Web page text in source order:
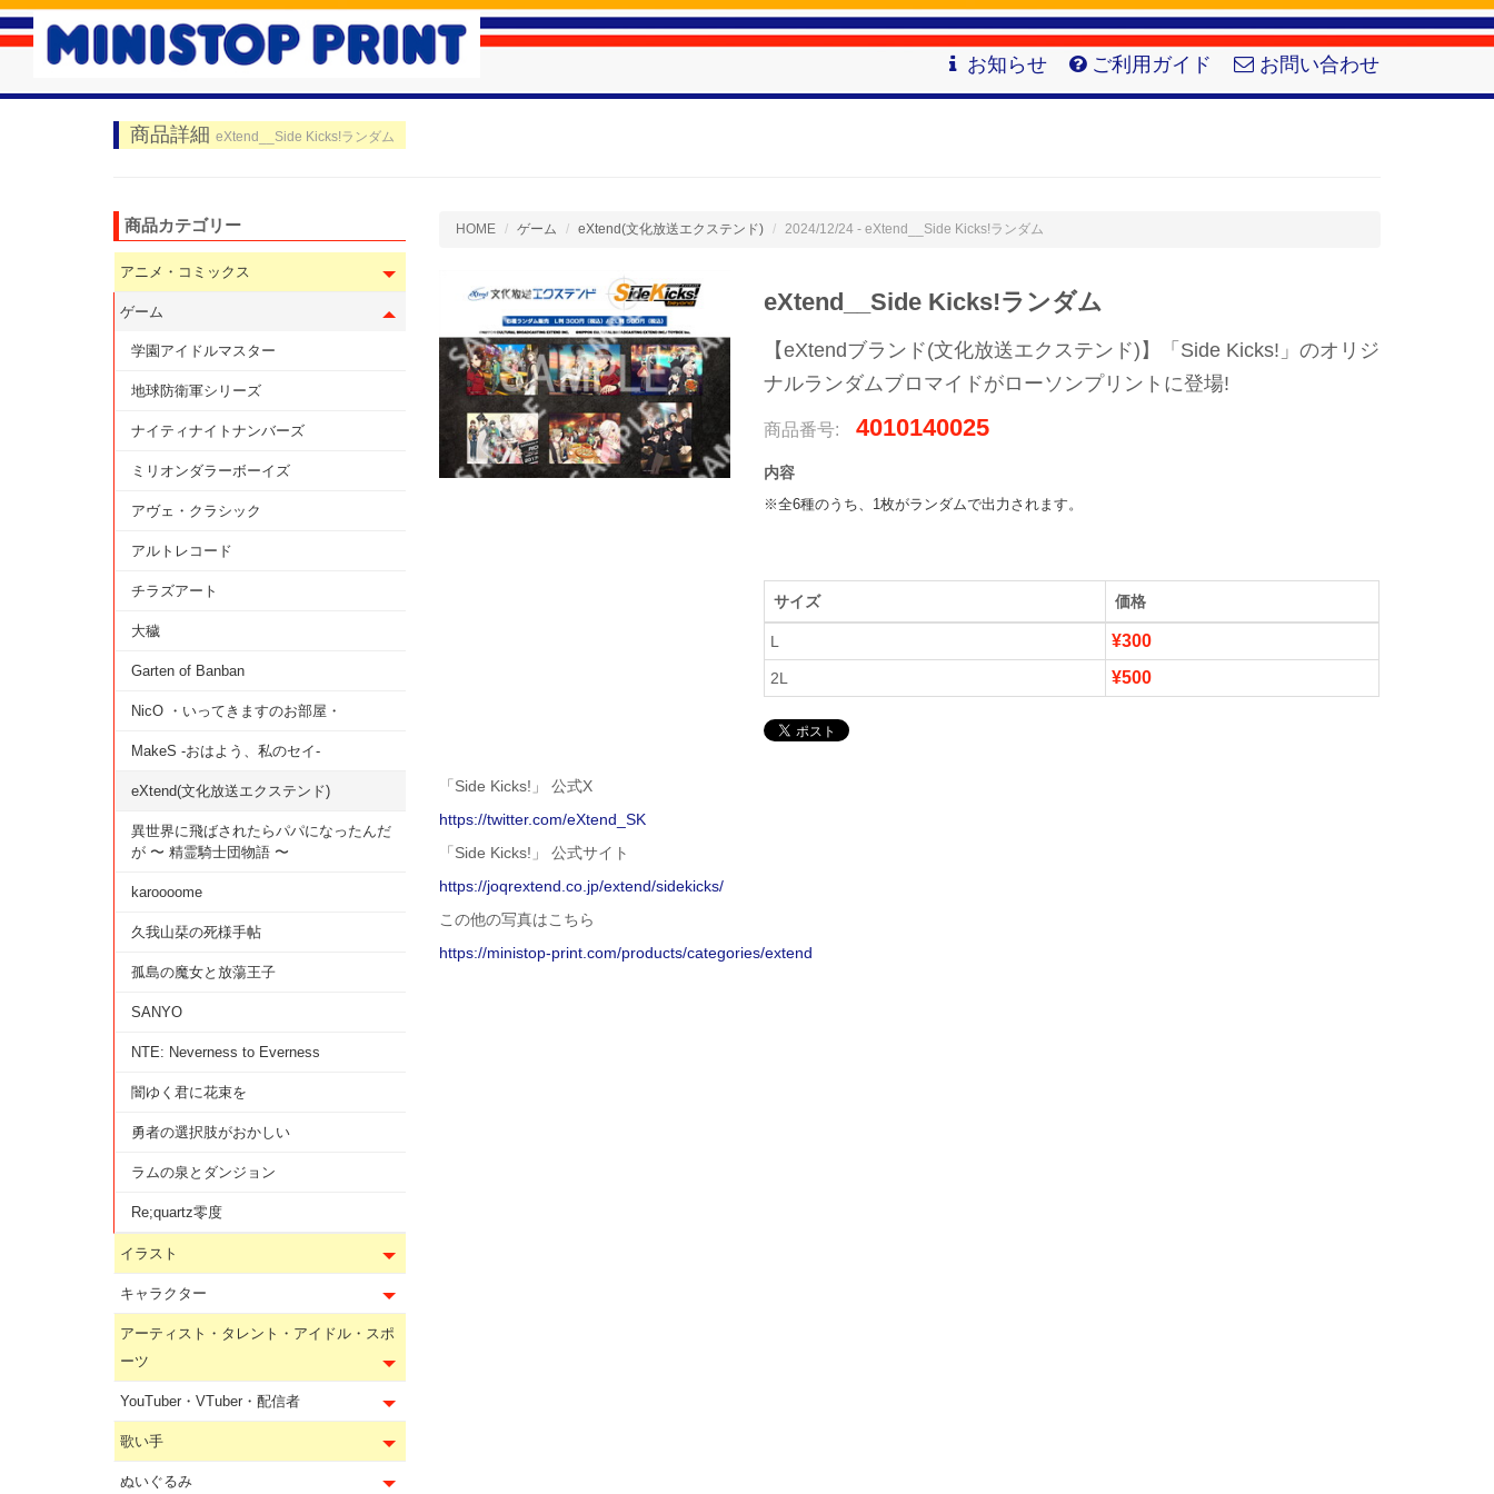
お知らせ ご利用ガイド お問い合わせ
商品詳細 eXtend__Side Kicks!ランダム
HOME ゲーム eXtend(文化放送エクステンド) 2024/12/24 - eXtend__Side Kicks!ランダム
eXtend__Side Kicks!ランダム
【eXtendブランド(文化放送エクステンド)】「Side Kicks!」のオリジ
ナルランダムブロマイドがローソンプリントに登場!
商品番号: 4010140025
内容
※全6種のうち、1枚がランダムで出力されます。
サイズ 価格
L ¥300
2L ¥500
「Side Kicks!」 公式X
https://twitter.com/eXtend_SK
「Side Kicks!」 公式サイト
https://joqrextend.co.jp/extend/sidekicks/
この他の写真はこちら
https://ministop-print.com/products/categories/extend
商品カテゴリー
アニメ・コミックス
ゲーム
学園アイドルマスター
地球防衛軍シリーズ
ナイティナイトナンバーズ
ミリオンダラーボーイズ
アヴェ・クラシック
アルトレコード
チラズアート
大穢
Garten of Banban
NicO ・いってきますのお部屋・
MakeS -おはよう、私のセイ-
eXtend(文化放送エクステンド)
異世界に飛ばされたらパパになったんだ
が 〜 精霊騎士団物語 〜
karoooome
久我山栞の死様手帖
孤島の魔女と放蕩王子
SANYO
NTE: Neverness to Everness
闇ゆく君に花束を
勇者の選択肢がおかしい
ラムの泉とダンジョン
Re;quartz零度
イラスト
キャラクター
アーティスト・タレント・アイドル・スポ
ーツ
YouTuber・VTuber・配信者
歌い手
ぬいぐるみ